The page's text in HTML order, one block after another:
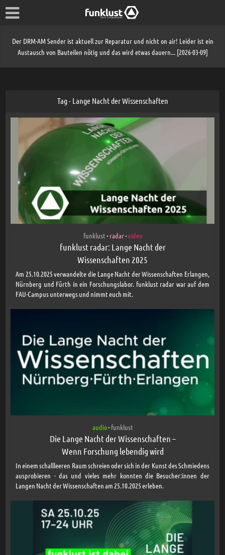
Der DRM-AM Sender ist aktuell zur Reparatur und nicht on air! Leider ist ein
Austausch von Bauteilen nötig und das wird etwas dauern... [2026-03-09]
Tag - Lange Nacht der Wissenschaften
funklust• radar•video
funklust radar: Lange Nacht der
Wissenschaften 2025
Am 25.10.2025 verwandelte die Lange Nacht der Wissenschaften Erlangen,
Nürnberg und Fürth in ein Forschungslabor. funklust radar war auf dem
FAU-Campus unterwegs und nimmt euch mit.
audio• funklust
Die Lange Nacht der Wissenschaften –
Wenn Forschung lebendig wird
In einem schallleeren Raum schreien oder sich in der Kunst des Schmiedens
ausprobieren - das und vieles mehr konnten die Besucher:innen der
Langen Nacht der Wissenschaften am 25.10.2025 erleben.